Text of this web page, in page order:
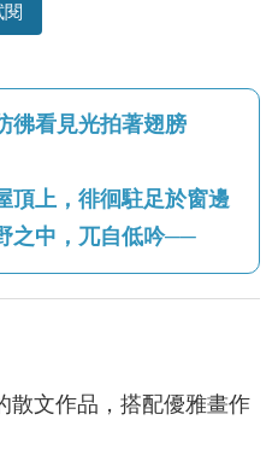
彿看見光拍著翅膀
頂上，徘徊駐足於窗邊
之中，兀自低吟──
散文作品，搭配優雅畫作